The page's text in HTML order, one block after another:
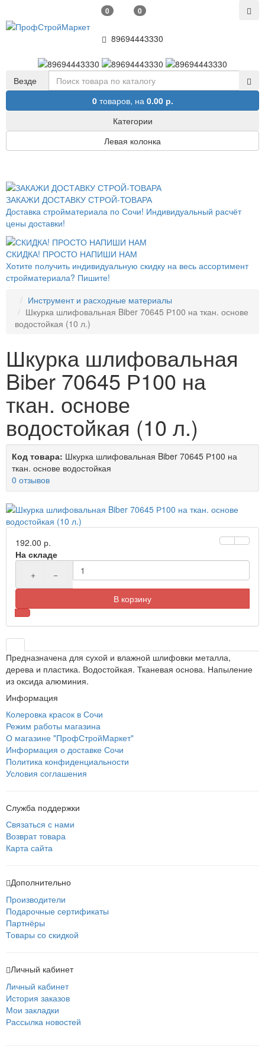
0 0
89694443330
Везде
0товаров, на 0.00 р.
Категории
Левая колонка
ЗАКАЖИ ДОСТАВКУ СТРОЙ-ТОВАРА
Доставка стройматериала по Сочи! Индивидуальный расчёт
цены доставки!
СКИДКА! ПРОСТО НАПИШИ НАМ
Хотите получить индивидуальную скидку на весь ассортимент
стройматериала? Пишите!
Инструмент и расходные материалы
Шкурка шлифовальная Biber 70645 Р100 на ткан. основе
водостойкая (10 л.)
Шкурка шлифовальная
Biber 70645 Р100 на
ткан. основе
водостойкая (10 л.)
Код товара: Шкурка шлифовальная Biber 70645 Р100 на
ткан. основе водостойкая
0 отзывов
192.00 р.
На складе
+
−
В корзину
Предназначена для сухой и влажной шлифовки металла,
дерева и пластика. Водостойкая. Тканевая основа. Напыление
из оксида алюминия.
Информация
Колеровка красок в Сочи
Режим работы магазина
О магазине "ПрофСтройМаркет"
Информация о доставке Сочи
Политика конфиденциальности
Условия соглашения
Служба поддержки
Связаться с нами
Возврат товара
Карта сайта
Дополнительно
Производители
Подарочные сертификаты
Партнёры
Товары со скидкой
Личный кабинет
Личный кабинет
История заказов
Мои закладки
Рассылка новостей